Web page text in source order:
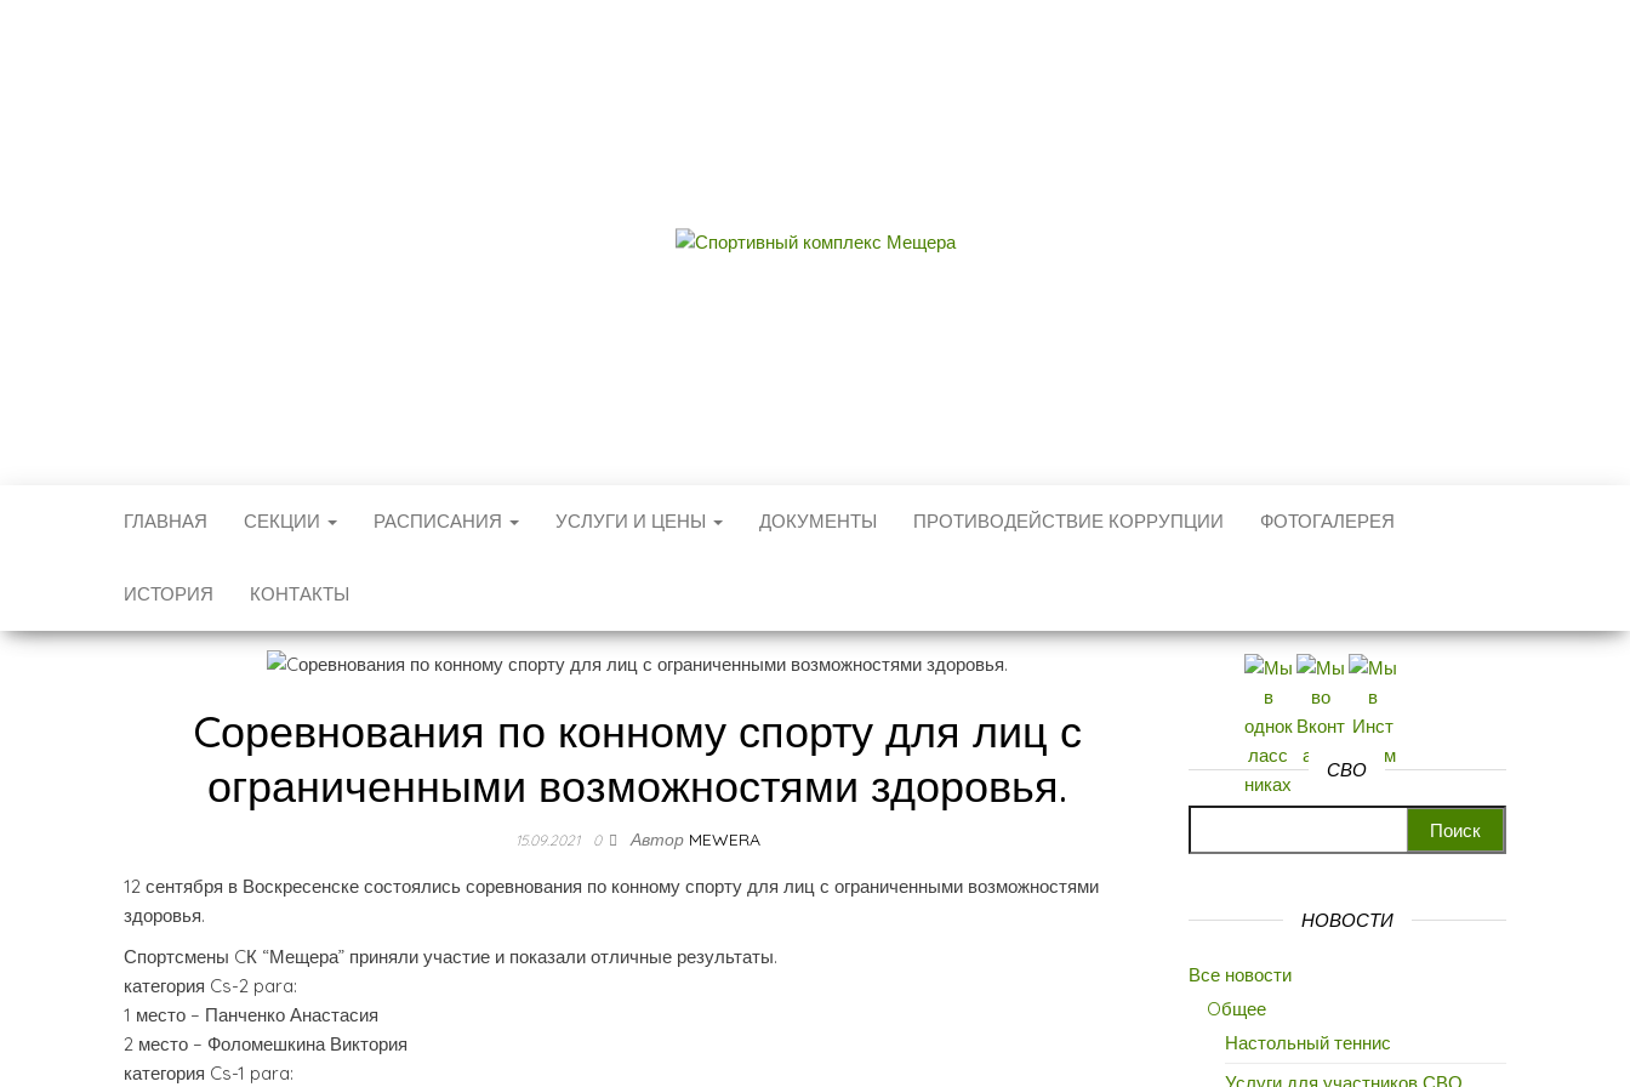
ГЛАВНАЯ СЕКЦИИ РАСПИСАНИЯ УСЛУГИ И ЦЕНЫ ДОКУМЕНТЫ ПРОТИВОДЕЙСТВИЕ КОРРУПЦИИ ФОТОГАЛЕРЕЯ
ИСТОРИЯ КОНТАКТЫ
Cоревнования по конному спорту для лиц с
ограниченными возможностями здоровья.
15.09.2021 0 Автор MEWERA
12 сентября в Воскресенске состоялись соревнования по конному спорту для лиц с ограниченными возможностями
здоровья.
Спортсмены CК “Мещера” приняли участие и показали отличные результаты.
категория Cs-2 para:
1 место – Панченко Анастасия
2 место – Фоломешкина Виктория
категория Cs-1 para:
СВО
НОВОСТИ
Все новости
Oбщее
Настольный теннис